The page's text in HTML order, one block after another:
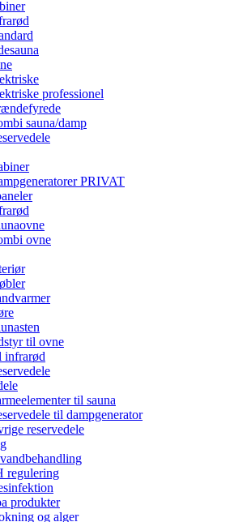
professionel
sauna/damp
PRIVAT
ovne
til ovne
infrarød
til sauna
til dampgenerator
reservedele
regulering
produkter
og alger